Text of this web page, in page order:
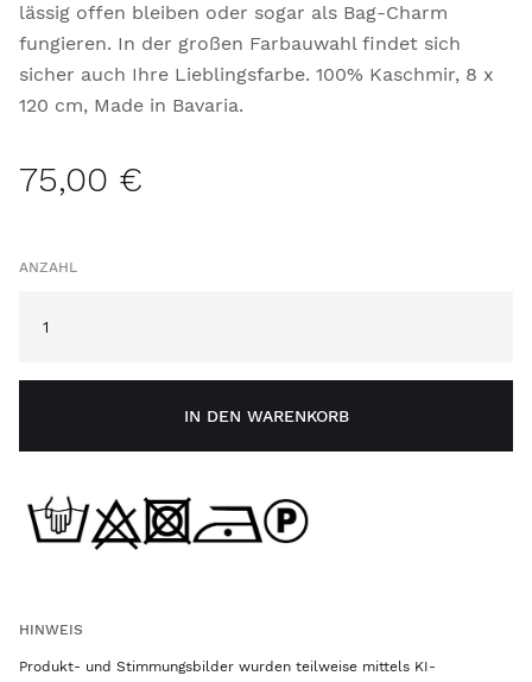
lässig offen bleiben oder sogar als Bag-Charm
fungieren. In der großen Farbauwahl findet sich
sicher auch Ihre Lieblingsfarbe. 100% Kaschmir, 8 x
120 cm, Made in Bavaria.
75,00 €
ANZAHL
IN DEN WARENKORB
HINWEIS
Produkt- und Stimmungsbilder wurden teilweise mittels KI-